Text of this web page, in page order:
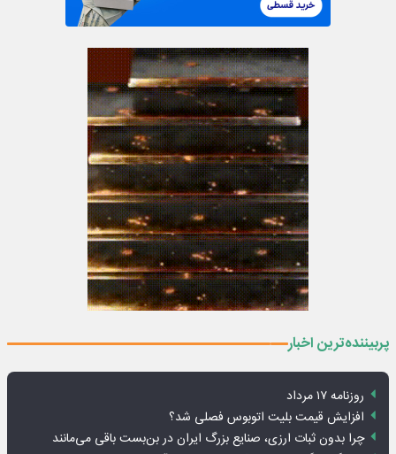
پربیننده‌ترین اخبار
روزنامه ۱۷ مرداد
افزایش قیمت بلیت اتوبوس فصلی شد؟
چرا بدون ثبات ارزی، صنایع بزرگ ایران در بن‌بست باقی می‌مانند